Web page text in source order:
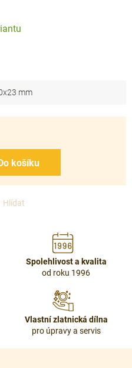
Hlídat
mm
Spolehlivost a kvalita
od roku 1996
Vlastní zlatnická dílna
pro úpravy a servis